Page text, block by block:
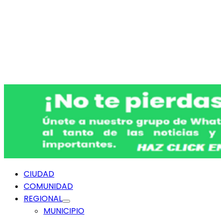
Menú
principal
CIUDAD
COMUNIDAD
REGIONAL
MUNICIPIO